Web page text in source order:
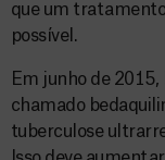
que um
possível.
Em junho de
chamado
tuberculose